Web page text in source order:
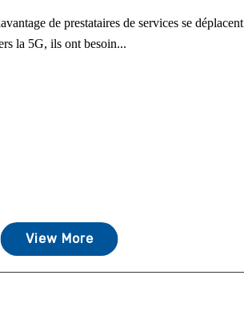
de prestataires de services se déplacent
la 5G, ils ont besoin...
View More